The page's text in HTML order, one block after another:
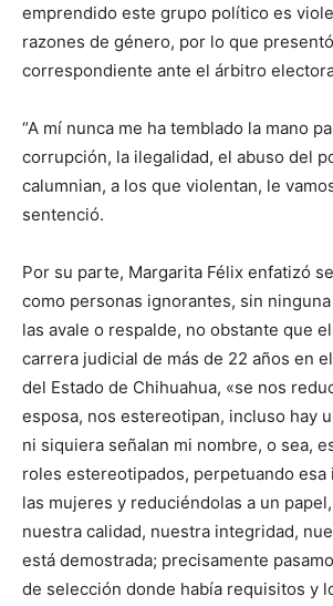
emprendido este grupo político es
razones de género, por lo que
correspondiente ante el árbitro
“A mí nunca me ha temblado la mano
corrupción, la ilegalidad, el abuso del
calumnian, a los que violentan, le
sentenció.
Por su parte, Margarita Félix enfatizó
como personas ignorantes, sin
las avale o respalde, no obstante que
carrera judicial de más de 22 años en
del Estado de Chihuahua, «se nos
esposa, nos estereotipan, incluso hay
ni siquiera señalan mi nombre, o sea,
roles estereotipados, perpetuando
las mujeres y reduciéndolas a un
nuestra calidad, nuestra integridad,
está demostrada; precisamente
de selección donde había requisitos y